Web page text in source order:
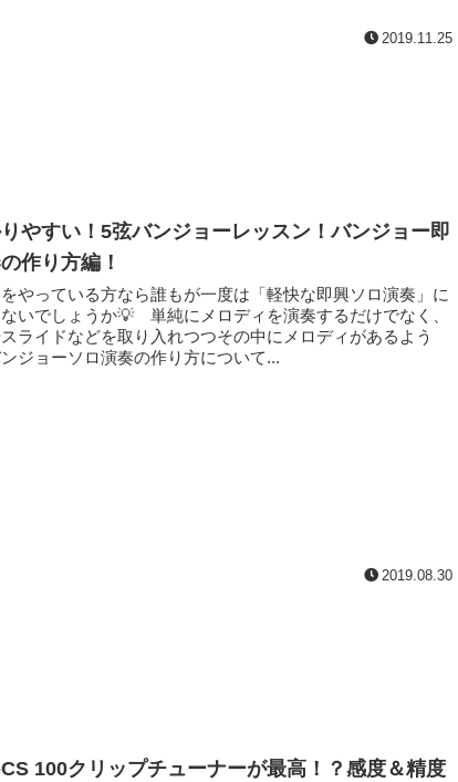
2019.11.25
やすい！5弦バンジョーレッスン！バンジョー即
作り方編！
やっている方なら誰もが一度は「軽快な即興ソロ演奏」に
いでしょうか💡 単純にメロディを演奏するだけでなく、
ライドなどを取り入れつつその中にメロディがあるよう
ジョーソロ演奏の作り方について...
2019.08.30
100クリップチューナーが最高！？感度＆精度